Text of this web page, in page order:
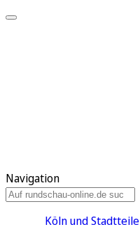
Navigation
Köln und Stadtteile